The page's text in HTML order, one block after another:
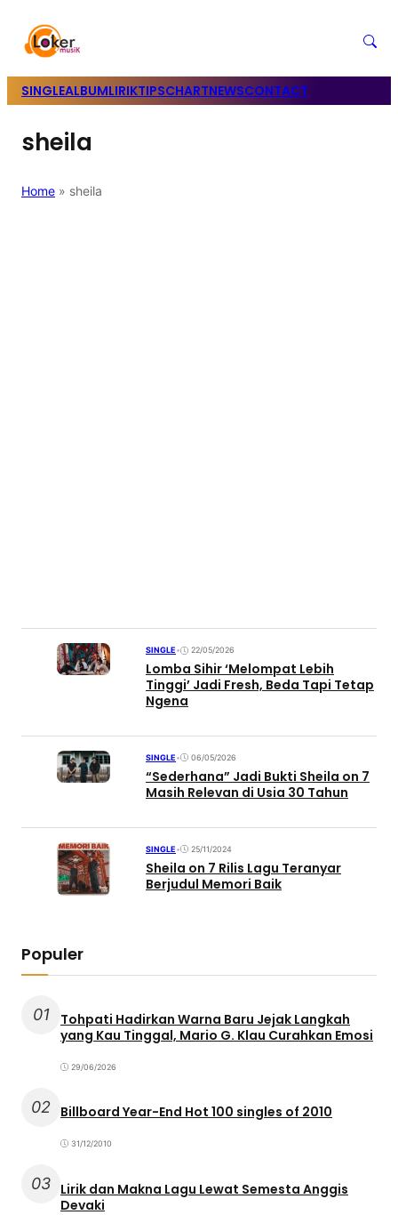
SINGLEALBUMLIRIKTIPSCHARTNEWSCONTACT
sheila
Home » sheila
SINGLE• 22/05/2026
Lomba Sihir ‘Melompat Lebih
Tinggi’ Jadi Fresh, Beda Tapi Tetap
Ngena
SINGLE• 06/05/2026
“Sederhana” Jadi Bukti Sheila on 7
Masih Relevan di Usia 30 Tahun
SINGLE• 25/11/2024
Sheila on 7 Rilis Lagu Teranyar
Berjudul Memori Baik
Populer
01
Tohpati Hadirkan Warna Baru Jejak Langkah
yang Kau Tinggal, Mario G. Klau Curahkan Emosi
29/06/2026
02 Billboard Year-End Hot 100 singles of 2010
31/12/2010
03 Lirik dan Makna Lagu Lewat Semesta Anggis
Devaki